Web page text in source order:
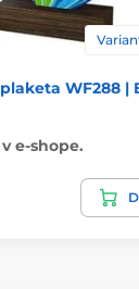
WF288 |
e-shope.